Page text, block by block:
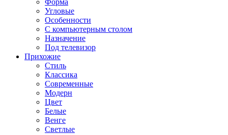
Форма
Угловые
Особенности
С компьютерным столом
Назначение
Под телевизор
Прихожие
Стиль
Классика
Современные
Модерн
Цвет
Белые
Венге
Светлые